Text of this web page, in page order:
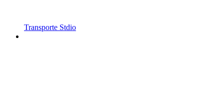
Transporte Stdio